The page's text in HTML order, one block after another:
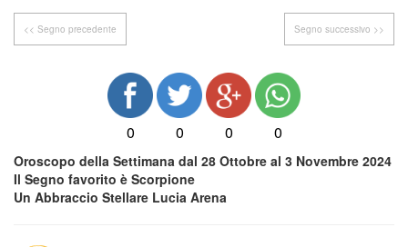
<< Segno precedente Segno successivo >>
0 0 0 0
Oroscopo della Settimana dal 28 Ottobre al 3 Novembre 2024
Il Segno favorito è Scorpione
Un Abbraccio Stellare Lucia Arena